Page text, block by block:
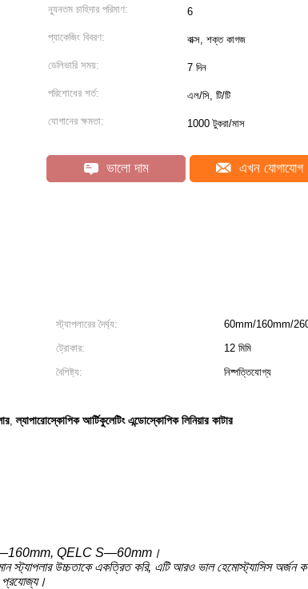
ন্যূনতম চাহিদার পরিমাণ: 6
প্যাকেজিং বিবরণ: বাক্স, শক্ত কাগজ
ডেলিভারি সময়: 7 দিন
পরিশোধের শর্ত: এল/সি, টি/টি
যোগানের ক্ষমতা: 1000 টুকরা/মাস
ভালো দাম এখন যোগাযোগ
স্ট্যাপলারের দৈর্ঘ্য:
60mm/160mm/
ট্রোকার:
12 মিমি
বৈশিষ্ট্য:
নিষ্পত্তিযোগ্য
,ল্যাপারোস্কোপিক আর্টিকুলেটিং এন্ডোস্কোপিক লিনিয়ার কাটার
QELC S—60mm।
উচ্চতাকে একত্রিত করি, এটি আরও ভাল হেমোস্ট্যাসিস অর্জন
প্রযোজ্য।